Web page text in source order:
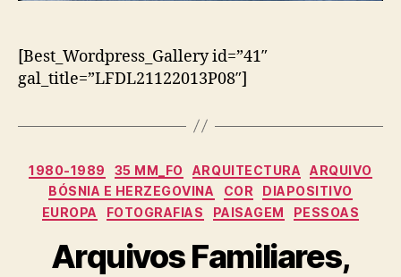
[Best_Wordpress_Gallery id=”41″
gal_title=”LFDL21122013P08″]
Categorias
1980-1989 35 MM_FO ARQUITECTURA
ARQUIVO
BÓSNIA E HERZEGOVINA
COR
DIAPOSITIVO
EUROPA
FOTOGRAFIAS PAISAGEM PESSOAS
Arquivos Familiares,